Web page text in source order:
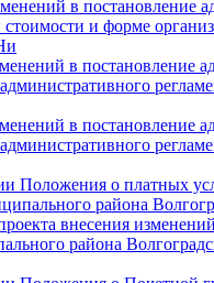
в постановление
и форме
в постановление
в постановление
Положения о платных
района
внесения
района